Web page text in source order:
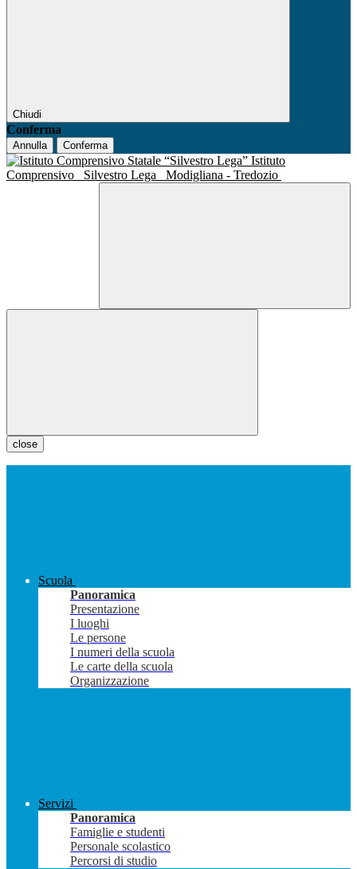
Chiudi
Conferma
Annulla Conferma
Istituto
Comprensivo
Silvestro Lega Modigliana - Tredozio
close
Scuola
Panoramica
Presentazione
I luoghi
Le persone
I numeri della scuola
Le carte della scuola
Organizzazione
Servizi
Panoramica
Famiglie e studenti
Personale scolastico
Percorsi di studio